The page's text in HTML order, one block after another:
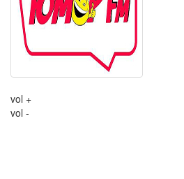
vol +
vol -